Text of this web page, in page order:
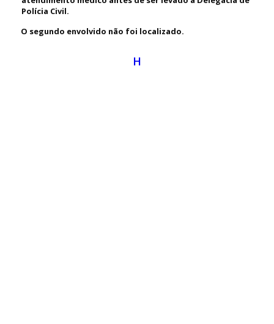
Polícia Civil.
O segundo envolvido não foi localizado.
H